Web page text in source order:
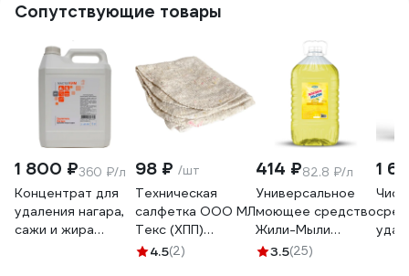
Сопутствующие товары
1 800 ₽360 ₽/л
Концентрат для
удаления нагара,
сажи и жира
98 ₽ /шт
Техническая
салфетка ООО МЛ
Текс (ХПП)
80x100 см, серая,
4.5(2)
414 ₽82.8 ₽/л
Универсальное
моющее средство
Жили-Мыли
"Локус" аромат
3.5(25)
1